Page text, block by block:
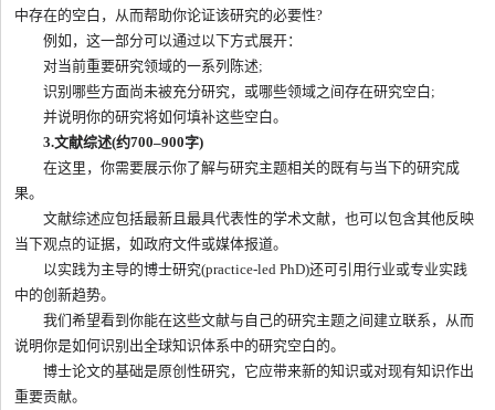
中存在的空白，从而帮助你论证该研究的必要性?
例如，这一部分可以通过以下方式展开：
对当前重要研究领域的一系列陈述;
识别哪些方面尚未被充分研究，或哪些领域之间存在研究空白;
并说明你的研究将如何填补这些空白。
3.文献综述(约700–900字)
在这里，你需要展示你了解与研究主题相关的既有与当下的研究成
果。
文献综述应包括最新且最具代表性的学术文献，也可以包含其他反映
当下观点的证据，如政府文件或媒体报道。
以实践为主导的博士研究(practice-led PhD)还可引用行业或专业实践
中的创新趋势。
我们希望看到你能在这些文献与自己的研究主题之间建立联系，从而
说明你是如何识别出全球知识体系中的研究空白的。
博士论文的基础是原创性研究，它应带来新的知识或对现有知识作出
重要贡献。